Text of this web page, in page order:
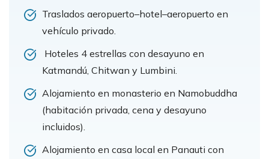
Traslados aeropuerto–hotel–aeropuerto en
vehículo privado.
Hoteles 4 estrellas con desayuno en
Katmandú, Chitwan y Lumbini.
Alojamiento en monasterio en Namobuddha
(habitación privada, cena y desayuno
incluidos).
Alojamiento en casa local en Panauti con